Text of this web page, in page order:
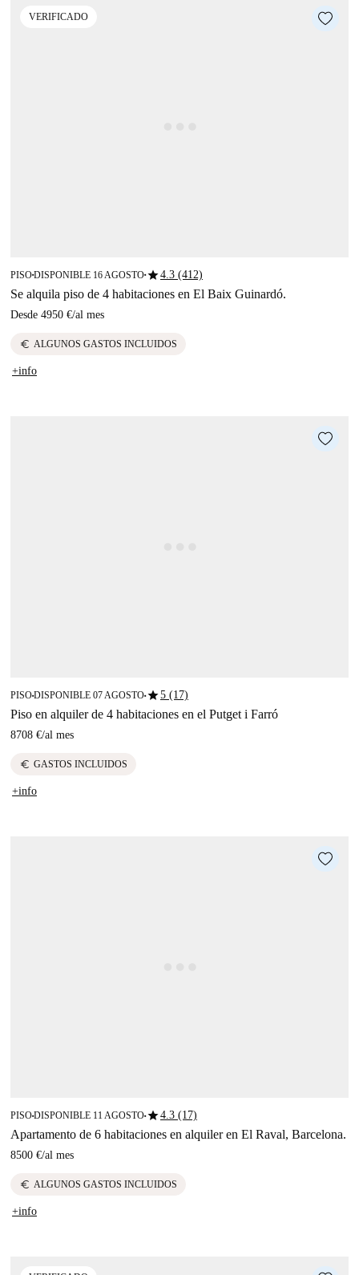
VERIFICADO
PISO■DISPONIBLE 16 AGOSTO■star4.3 (412)
Se alquila piso de 4 habitaciones en El Baix Guinardó.
Desde 4950 €/al mes
euro ALGUNOS GASTOS INCLUIDOS
+info
PISO■DISPONIBLE 07 AGOSTO■star5 (17)
Piso en alquiler de 4 habitaciones en el Putget i Farró
8708 €/al mes
euro GASTOS INCLUIDOS
+info
PISO■DISPONIBLE 11 AGOSTO■star4.3 (17)
Apartamento de 6 habitaciones en alquiler en El Raval, Barcelona.
8500 €/al mes
euro ALGUNOS GASTOS INCLUIDOS
+info